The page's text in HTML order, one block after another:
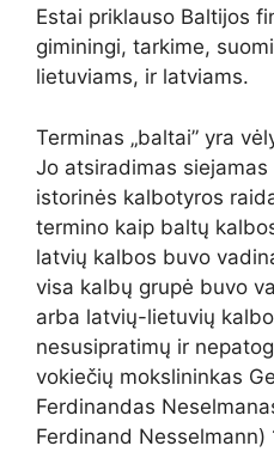
Estai priklauso Baltijos
giminingi, tarkime,
lietuviams, ir latviams.
Terminas „baltai” yra
Jo atsiradimas
istorinės kalbotyros
termino kaip baltų
latvių kalbos buvo
visa kalbų grupė buvo
arba latvių-lietuvių
nesusipratimų ir
vokiečių mokslininkas
Ferdinandas
Ferdinand